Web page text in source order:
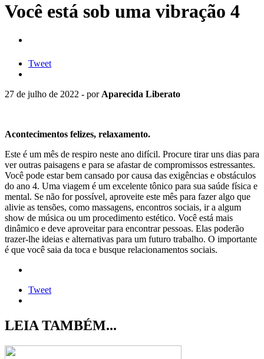
Você está sob uma vibração 4
Tweet
27 de julho de 2022 - por Aparecida Liberato
Acontecimentos felizes, relaxamento.
Este é um mês de respiro neste ano difícil. Procure tirar uns dias para
ver outras paisagens e para se afastar de compromissos estressantes.
Você pode estar bem cansado por causa das exigências e obstáculos
do ano 4. Uma viagem é um excelente tônico para sua saúde física e
mental. Se não for possível, aproveite este mês para fazer algo que
alivie as tensões, como massagens, encontros sociais, ir a algum
show de música ou um procedimento estético. Você está mais
dinâmico e deve aproveitar para encontrar pessoas. Elas poderão
trazer-lhe ideias e alternativas para um futuro trabalho. O importante
é que você saia da toca e busque relacionamentos sociais.
Tweet
LEIA TAMBÉM...